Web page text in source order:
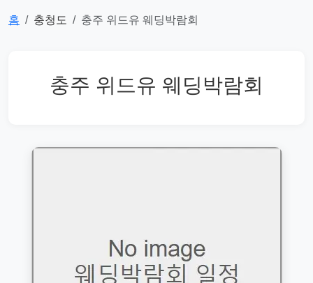
홈 충청도 충주 위드유 웨딩박람회
충주 위드유 웨딩박람회